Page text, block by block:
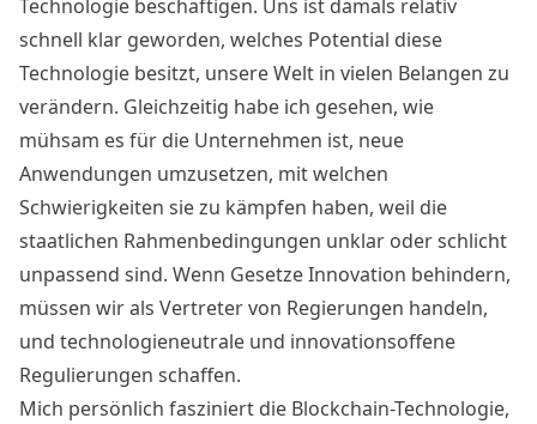
Technologie beschäftigen. Uns ist damals relativ
schnell klar geworden, welches Potential diese
Technologie besitzt, unsere Welt in vielen Belangen zu
verändern. Gleichzeitig habe ich gesehen, wie
mühsam es für die Unternehmen ist, neue
Anwendungen umzusetzen, mit welchen
Schwierigkeiten sie zu kämpfen haben, weil die
staatlichen Rahmenbedingungen unklar oder schlicht
unpassend sind. Wenn Gesetze Innovation behindern,
müssen wir als Vertreter von Regierungen handeln,
und technologieneutrale und innovationsoffene
Regulierungen schaffen.
Mich persönlich fasziniert die Blockchain-Technologie,